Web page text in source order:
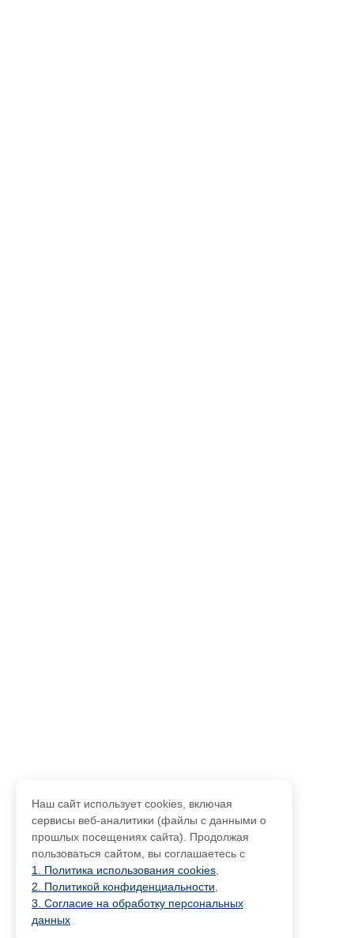
Наш сайт использует cookies, включая
сервисы веб-аналитики (файлы с данными о
прошлых посещениях сайта). Продолжая
пользоваться сайтом, вы соглашаетесь с
1. Политика использования cookies
2. Политикой конфиденциальности
3. Согласие на обработку персональных
данных